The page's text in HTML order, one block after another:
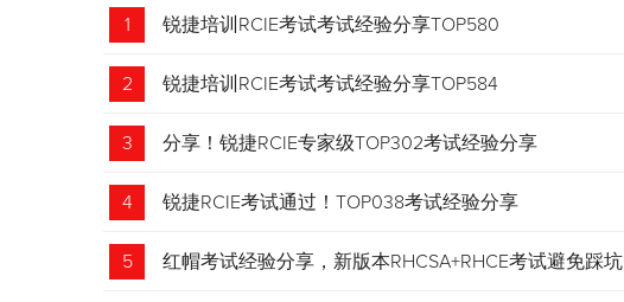
1 锐捷培训RCIE考试考试经验分享TOP580
2 锐捷培训RCIE考试考试经验分享TOP584
3 分享！锐捷RCIE专家级TOP302考试经验分享
4 锐捷RCIE考试通过！TOP038考试经验分享
5 红帽考试经验分享，新版本RHCSA+RHCE考试避免踩坑